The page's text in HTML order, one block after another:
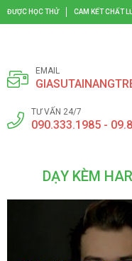
ĐƯỢC HỌC THỬ CAM KẾT CHẤT
EMAIL
TƯ VẤN 24/7
090.333.1985 -
DẠY KÈM